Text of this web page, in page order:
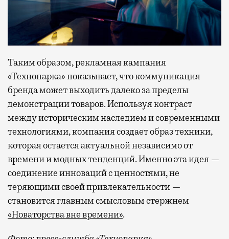
Таким образом, рекламная кампания
«Технопарка» показывает, что коммуникация
бренда может выходить далеко за пределы
демонстрации товаров. Используя контраст
между историческим наследием и современными
технологиями, компания создает образ техники,
которая остается актуальной независимо от
времени и модных тенденций. Именно эта идея —
соединение инноваций с ценностями, не
теряющими своей привлекательности —
становится главным смысловым стержнем
«Новаторства вне времени».